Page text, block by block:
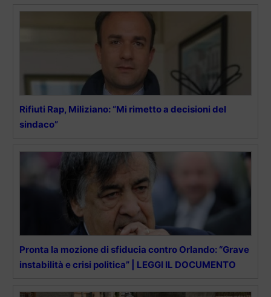
Rifiuti Rap, Miliziano: “Mi rimetto a decisioni del
sindaco”
Pronta la mozione di sfiducia contro Orlando: “Grave
instabilità e crisi politica” | LEGGI IL DOCUMENTO